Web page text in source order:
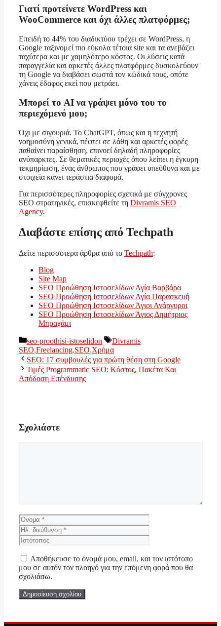
Γιατί προτείνετε WordPress και
WooCommerce και όχι άλλες πλατφόρμες;
Επειδή το 44% του διαδικτύου τρέχει σε WordPress, η
Google ταξινομεί πιο εύκολα τέτοια site και τα ανεβάζει
ταχύτερα και με χαμηλότερο κόστος. Οι λύσεις κατά
παραγγελία και αρκετές άλλες πλατφόρμες δυσκολεύουν
τη Google να διαβάσει σωστά τον κώδικά τους, οπότε
χάνεις έδαφος εκεί που μετράει.
Μπορεί το AI να γράψει μόνο του το
περιεχόμενό μου;
Όχι με σιγουριά. Το ChatGPT, όπως και η τεχνητή
νοημοσύνη γενικά, πέφτει σε λάθη και αρκετές φορές
παθαίνει παραίσθηση, επινοεί δηλαδή πληροφορίες
ανύπαρκτες. Σε θεματικές περιοχές όπου λείπει η έγκυρη
τεκμηρίωση, ένας άνθρωπος που γράφει υπεύθυνα και με
στοιχεία κάνει τεράστια διαφορά.
Για περισσότερες πληροφορίες σχετικά με σύγχρονες
SEO στρατηγικές, επισκεφθείτε τη Divramis SEO
Agency.
Διαβάστε επίσης από Techpath
Δείτε περισσότερα άρθρα από το Techpath:
Blog
Site Map
SEO Προώθηση Ιστοσελίδων Αγία Βαρβάρα
SEO Προώθηση Ιστοσελίδων Αγία Παρασκευή
SEO Προώθηση Ιστοσελίδων Άγιοι Ανάργυροι
SEO Προώθηση Ιστοσελίδων Άγιος Δημήτριος
Μπραχάμι
Κατηγορίες
seo-proothisi-istoselidon Ετικέτες
Divramis
SEO,Freelancing,SEO,Χρήμα
SEO: 17 συμβουλές για πρώτη θέση στη Google
Τιμές Programmatic SEO: Κόστος, Πακέτα Και
Απόδοση Επένδυσης
Σχολιάστε
Όνομα
διεύθυνση
Αποθήκευσε το όνομά μου, email, και τον ιστότοπο
μου σε αυτόν τον πλοηγό για την επόμενη φορά που θα
σχολιάσω.